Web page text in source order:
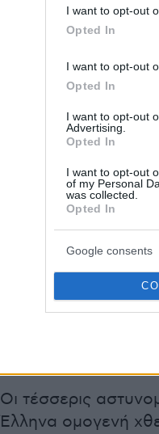
I want to opt-out
Opted In
I want to opt-out
Opted In
I want to opt-out
Advertising.
Opted In
I want to opt-out
of my Personal
was collected.
Opted In
Google consents
Ήταν ιδιαίτερα
πάσχει από
δικαιώματα στις
ο οποίος είπε
Οι τέσσερις
Έλληνα ομογενή